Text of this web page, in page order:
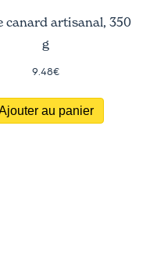
canard artisanal, 350
g
9.48€
au panier